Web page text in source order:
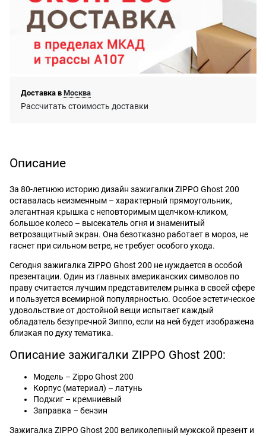
Доставка в Москва
Рассчитать стоимость доставки
Описание
За 80-летнюю историю дизайн зажигалки ZIPPO Ghost 200
оставалась неизменным – характерный прямоугольник,
элегантная крышка с неповторимым щелчком-кликом,
большое колесо – высекатель огня и знаменитый
ветрозащитный экран. Она безотказно работает в мороз, не
гаснет при сильном ветре, не требует особого ухода.
Сегодня зажигалка ZIPPO Ghost 200 не нуждается в особой
презентации. Один из главных американских символов по
праву считается лучшим представителем рынка в своей сфере
и пользуется всемирной популярностью. Особое эстетическое
удовольствие от достойной вещи испытает каждый
обладатель безупречной Зиппо, если на ней будет изображена
близкая по духу тематика.
Описание зажигалки ZIPPO Ghost 200:
Модель – Zippo Ghost 200
Корпус (материал) – латунь
Поджиг – кремниевый
Заправка – бензин
Зажигалка ZIPPO Ghost 200 великолепный мужской презент и